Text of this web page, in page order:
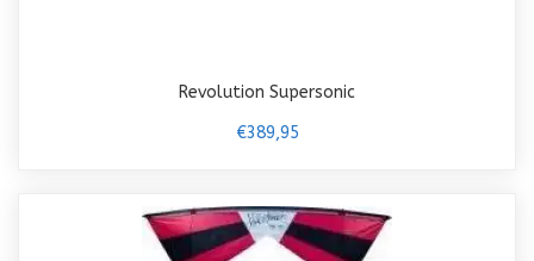
Revolution Supersonic
€389,95